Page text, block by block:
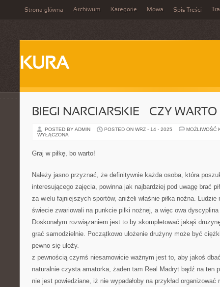
Strona główna Archiwum Kategorie Mowa Spis Treści
KURA
BIEGI NARCIARSKIE – CZY
POSTED BY ADMIN POSTED ON WRZ - 14 - 2025
MOŻLIWOŚĆ
WYŁĄCZONA
Graj w piłkę, bo warto!
Należy jasno przyznać, że definitywnie każda osoba, która
interesującego zajęcia, powinna jak najbardziej pod uwagę brać
za wielu fajniejszych sportów, aniżeli właśnie piłka nożna. Ludzie
świecie zwariowali na punkcie piłki nożnej, a więc owa
Doskonałym rozwiązaniem jest to by skompletować jakąś
grać samodzielnie. Początkowo ułożenie drużyny może być
pewno się ułoży.
z pewnością czymś niesamowicie ważnym jest to, aby jakoś
naturalnie czysta amatorka, żaden tam Real Madryt bądź na ten
nie jest powiedziane, iż nie wypadałoby na przykład organizować